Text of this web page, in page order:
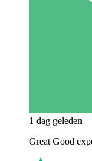
1 dag geleden
Great Good